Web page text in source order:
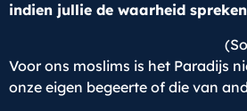
indien jullie de waarheid
Voor ons moslims is het Paradijs
onze eigen begeerte of die van